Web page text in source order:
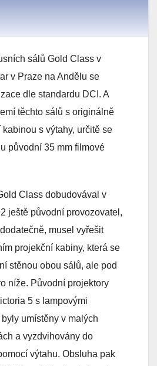
sálů Gold Class v
v Praze na Andělu se
dle standardu DCI. A
těchto sálů s originálně
s výtahy, určitě se
původní 35 mm filmové
Class dobudovával v
ještě původní provozovatel,
musel vyřešit
projekční kabiny, která se
stěnou obou sálů, ale pod
níže. Původní projektory
5 s lampovými
umístěny v malých
a vyzdvihovány do
výtahu. Obsluha pak